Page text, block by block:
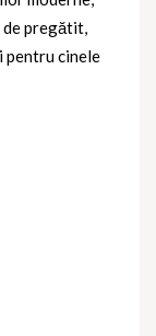
de pregătit,
pentru cinele